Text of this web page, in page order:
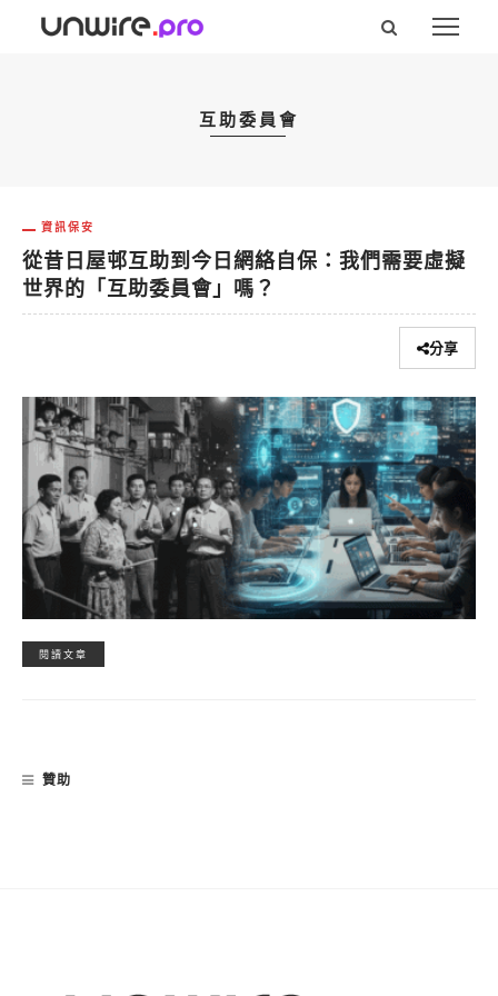
互助委員會
資訊保安
從昔日屋邨互助到今日網絡自保：我們需要虛擬
世界的「互助委員會」嗎？
分享
閱讀文章
贊助